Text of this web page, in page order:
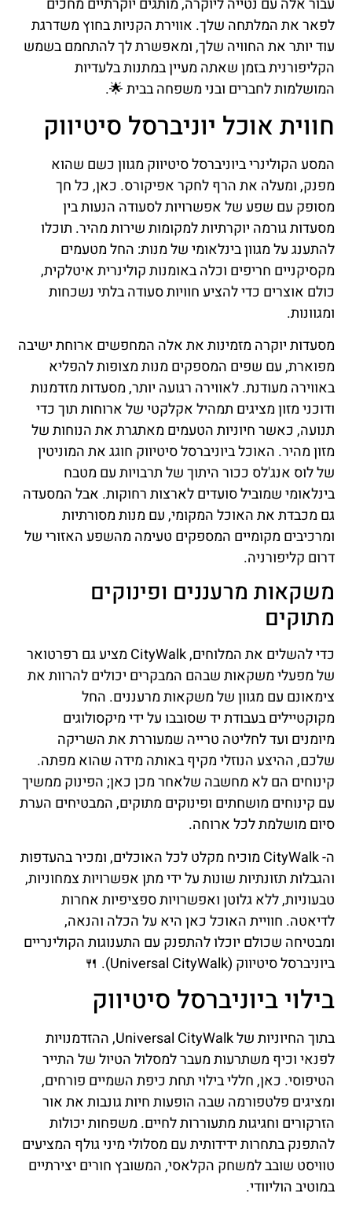
עבור אלה עם נטייה ליוקרה, מותגים יוקרתיים מחכים
לפאר את המלתחה שלך. אווירת הקניות בחוץ משדרגת
עוד יותר את החוויה שלך, ומאפשרת לך להתחמם בשמש
הקליפורנית בזמן שאתה מעיין במתנות בלעדיות
המושלמות לחברים ובני משפחה בבית 🌟.
חווית אוכל יוניברסל סיטיווק
המסע הקולינרי ביוניברסל סיטיווק מגוון כשם שהוא
מפנק, ומעלה את הרף לחקר אפיקורס. כאן, כל חך
מסופק עם שפע של אפשרויות לסעודה הנעות בין
מסעדות גורמה יוקרתיות למקומות שירות מהיר. תוכלו
להתענג על מגוון בינלאומי של מנות: החל מטעמים
מקסיקניים חריפים וכלה באומנות קולינרית איטלקית,
כולם אוצרים כדי להציע חוויות סעודה בלתי נשכחות
ומגוונות.
מסעדות יוקרה מזמינות את אלה המחפשים ארוחת ישיבה
מפוארת, עם שפים המספקים מנות מצופות להפליא
באווירה מעודנת. לאווירה רגועה יותר, מסעדות מזדמנות
ודוכני מזון מציגים תמהיל אקלקטי של ארוחות תוך כדי
תנועה, כאשר חיוניות הטעמים מאתגרת את הנוחות של
מזון מהיר. האוכל ביוניברסל סיטיווק חוגג את המוניטין
של לוס אנג'לס ככור היתוך של תרבויות עם מטבח
בינלאומי שמוביל סועדים לארצות רחוקות. אבל המסעדה
גם מכבדת את האוכל המקומי, עם מנות מסורתיות
ומרכיבים מקומיים המספקים טעימה מהשפע האזורי של
דרום קליפורניה.
משקאות מרעננים ופינוקים
מתוקים
כדי להשלים את המלוחים, CityWalk מציע גם רפרטואר
של מפעלי משקאות שבהם המבקרים יכולים להרוות את
צימאונם עם מגוון של משקאות מרעננים. החל
מקוקטיילים בעבודת יד שסובבו על ידי מיקסולוגים
מיומנים ועד לחליטה טרייה שמעוררת את השריקה
שלכם, ההיצע הנוזלי מקיף באותה מידה שהוא מפתה.
קינוחים הם לא מחשבה שלאחר מכן כאן; הפינוק ממשיך
עם קינוחים מושחתים ופינוקים מתוקים, המבטיחים הערת
סיום מושלמת לכל ארוחה.
ה- CityWalk מוכיח מקלט לכל האוכלים, ומכיר בהעדפות
והגבלות תזונתיות שונות על ידי מתן אפשרויות צמחוניות,
טבעוניות, ללא גלוטן ואפשרויות ספציפיות אחרות
לדיאטה. חוויית האוכל כאן היא על הכלה והנאה,
ומבטיחה שכולם יוכלו להתפנק עם התענוגות הקולינריים
ביוניברסל סיטיווק (Universal CityWalk). 🍴
בילוי ביוניברסל סיטיווק
בתוך החיוניות של Universal CityWalk, ההזדמנויות
לפנאי וכיף משתרעות מעבר למסלול הטיול של התייר
הטיפוסי. כאן, חללי בילוי תחת כיפת השמיים פורחים,
ומציגים פלטפורמה שבה הופעות חיות גונבות את אור
הזרקורים וחגיגות מתעוררות לחיים. משפחות יכולות
להתפנק בתחרות ידידותית עם מסלולי מיני גולף המציעים
טוויסט שובב למשחק הקלאסי, המשובץ חורים יצירתיים
במוטיב הוליוודי.